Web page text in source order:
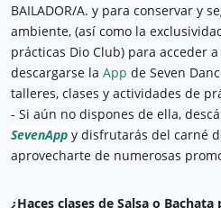
BAILADOR/A. y para conservar y
ambiente, (así como la
prácticas Dio Club) para acceder
descargarse la App de Seven
SevenApp y disfrutarás del carné
aprovecharte de numerosas
¿Haces clases de Salsa o